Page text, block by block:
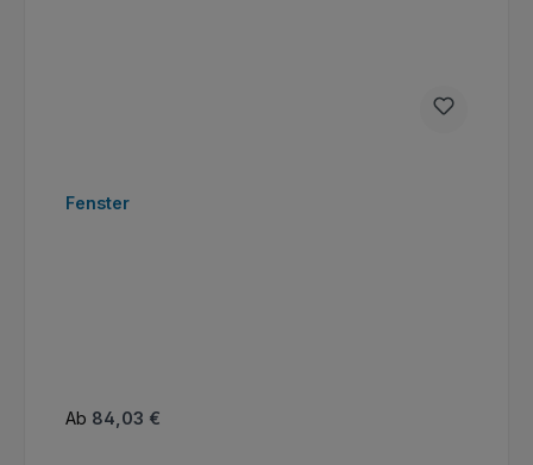
Fenster
Regulärer Preis:
Ab 84,03 €